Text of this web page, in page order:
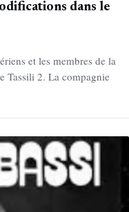
dans le
et les membres de la
Tassili 2. La compagnie